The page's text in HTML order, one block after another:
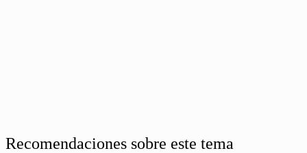
Recomendaciones sobre este tema